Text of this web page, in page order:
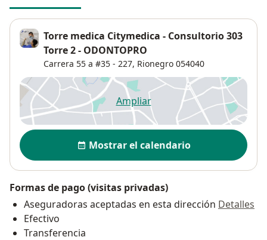
Torre medica Citymedica - Consultorio 303
Torre 2 - ODONTOPRO
Carrera 55 a #35 - 227, Rionegro 054040
Ampliarse abre en una nueva
Disponibilidad
Mostrar el calendario
Formas de pago (visitas privadas)
Aseguradoras aceptadas en esta dirección Detalles
Efectivo
Transferencia